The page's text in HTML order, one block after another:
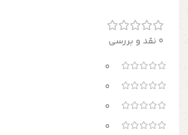
0 نقد و بررسی
0
0
0
0